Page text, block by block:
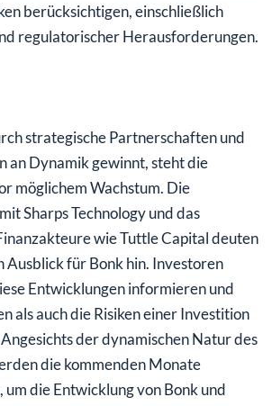
berücksichtigen, einschließlich
regulatorischer Herausforderungen.
strategische Partnerschaften und
an Dynamik gewinnt, steht die
möglichem Wachstum. Die
Sharps Technology und das
wie Tuttle Capital deuten
Ausblick für Bonk hin. Investoren
Entwicklungen informieren und
als auch die Risiken einer Investition
der dynamischen Natur des
die kommenden Monate
um die Entwicklung von Bonk und